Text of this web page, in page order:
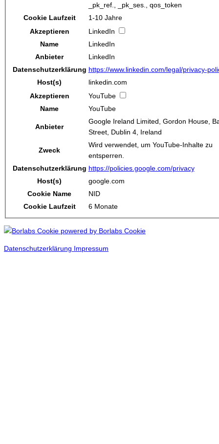
_pk_ref., _pk_ses., qos_token
Cookie Laufzeit
1-10 Jahre
Akzeptieren
LinkedIn
Name
LinkedIn
Anbieter
LinkedIn
Datenschutzerklärung https://www.linkedin.com/legal/privacy-
Host(s)
linkedin.com
Akzeptieren
YouTube
Name
YouTube
Anbieter
Google Ireland Limited, Gordon House,
Street, Dublin 4, Ireland
Zweck
Wird verwendet, um YouTube-Inhalte zu
entsperren.
Datenschutzerklärung https://policies.google.com/privacy
Host(s)
google.com
Cookie Name
NID
Cookie Laufzeit
6 Monate
powered by Borlabs Cookie
Datenschutzerklärung Impressum